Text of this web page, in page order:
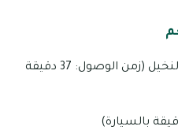
النعيم مول – منطقة دفن النخيل (زمن الوصول: 37 دقيقة